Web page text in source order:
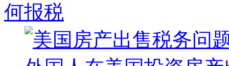
何报税